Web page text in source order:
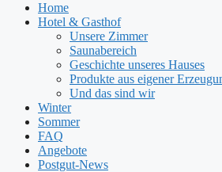
Home
Hotel & Gasthof
Unsere Zimmer
Saunabereich
Geschichte unseres Hauses
Produkte aus eigener
Und das sind wir
Winter
Sommer
FAQ
Angebote
Postgut-News